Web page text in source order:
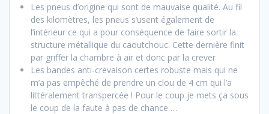
Les pneus d’origine qui sont de mauvaise qualité. Au fil
des kilomètres, les pneus s’usent également de
l’intérieur ce qui a pour conséquence de faire sortir la
structure métallique du caoutchouc. Cette dernière finit
par griffer la chambre à air et donc par la crever
Les bandes anti-crevaison certes robuste mais qui ne
m’a pas empêché de prendre un clou de 4 cm qui l’a
littéralement transpercée ! Pour le coup je mets ça sous
le coup de la faute à pas de chance …